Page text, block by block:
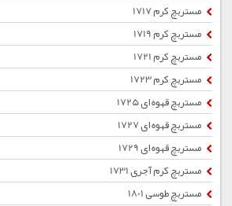
مستربچ کرم 1717
مستربچ کرم 1719
مستربچ کرم 1721
مستربچ کرم 1723
مستربچ قهوه ای 1725
مستربچ قهوه ای 1727
مستربچ قهوه ای 1729
مستربچ کرم آجری 1731
مستربچ طوسی 1801